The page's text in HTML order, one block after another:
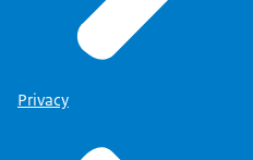
Privacy